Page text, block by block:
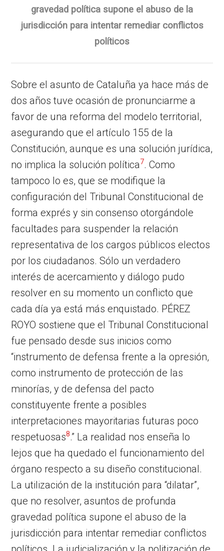
gravedad política supone el abuso de la
jurisdicción para intentar remediar conflictos
políticos
Sobre el asunto de Cataluña ya hace más de
dos años tuve ocasión de pronunciarme a
favor de una reforma del modelo territorial,
asegurando que el artículo 155 de la
Constitución, aunque es una solución jurídica,
no implica la solución política7. Como
tampoco lo es, que se modifique la
configuración del Tribunal Constitucional de
forma exprés y sin consenso otorgándole
facultades para suspender la relación
representativa de los cargos públicos electos
por los ciudadanos. Sólo un verdadero
interés de acercamiento y diálogo pudo
resolver en su momento un conflicto que
cada día ya está más enquistado. PÉREZ
ROYO sostiene que el Tribunal Constitucional
fue pensado desde sus inicios como
“instrumento de defensa frente a la opresión,
como instrumento de protección de las
minorías, y de defensa del pacto
constituyente frente a posibles
interpretaciones mayoritarias futuras poco
respetuosas8.” La realidad nos enseña lo
lejos que ha quedado el funcionamiento del
órgano respecto a su diseño constitucional.
La utilización de la institución para “dilatar”,
que no resolver, asuntos de profunda
gravedad política supone el abuso de la
jurisdicción para intentar remediar conflictos